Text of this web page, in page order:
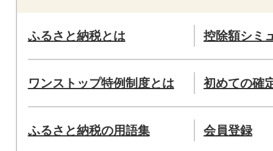
ふるさと納税とは 控除額シミ
ワンストップ特例制度とは 初めての確
ふるさと納税の用語集 会員登録